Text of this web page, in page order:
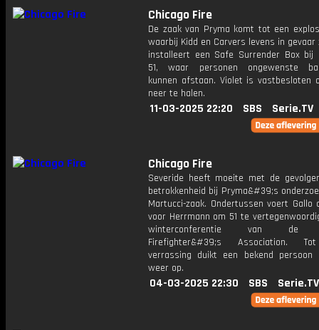
Chicago Fire
De zaak van Pryma komt tot een
waarbij Kidd en Carvers levens in
installeert een Safe Surrender Box bij
51, waar personen ongewenste
kunnen afstaan. Violet is vastbesloten
neer te halen.
11-03-2025 22:20 SBS Serie.TV
Chicago Fire
Severide heeft moeite met de
betrokkenheid bij Pryma&#39;s
Martucci-zaak. Ondertussen voert Gallo
voor Herrmann om 51 te
winterconferentie van de
Firefighter&#39;s Association.
verrassing duikt een bekend persoon
weer op.
04-03-2025 22:30 SBS Serie.TV